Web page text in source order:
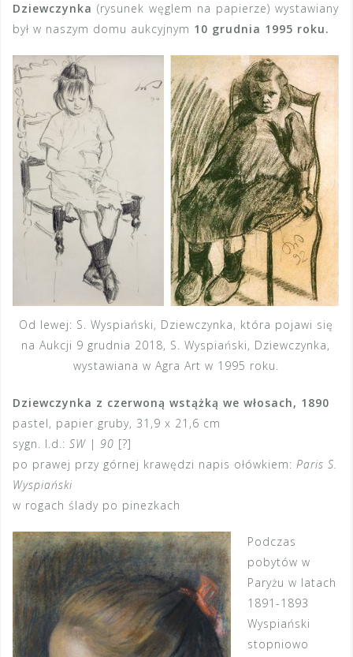
Dziewczynka (rysunek węglem na papierze) wystawiany
był w naszym domu aukcyjnym 10 grudnia 1995 roku.
Od lewej: S. Wyspiański, Dziewczynka, która pojawi się
na Aukcji 9 grudnia 2018, S. Wyspiański, Dziewczynka,
wystawiana w Agra Art w 1995 roku.
Dziewczynka z czerwoną wstążką we włosach, 1890
pastel, papier gruby, 31,9 x 21,6 cm
sygn. l.d.: SW | 90 [?]
po prawej przy górnej krawędzi napis ołówkiem: Paris S.
Wyspiański
w rogach ślady po pinezkach
Podczas
pobytów w
Paryżu w latach
1891-1893
Wyspiański
stopniowo